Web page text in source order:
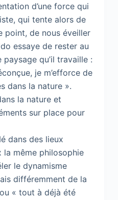
d’une force qui
qui tente alors de
point, de nous éveiller
essaye de rester au
qu’il travaille :
je m’efforce de
dans la nature ».
la nature et
sur place pour
dans des lieux
la même philosophie
le dynamisme
différemment de la
« tout à déjà été